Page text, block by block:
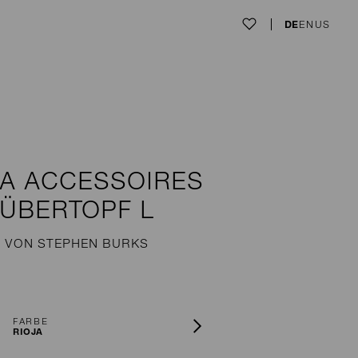
DEEN US
ACCESSOIRES
ÜBERTOPF L
VON STEPHEN BURKS
FARBE
RIOJA